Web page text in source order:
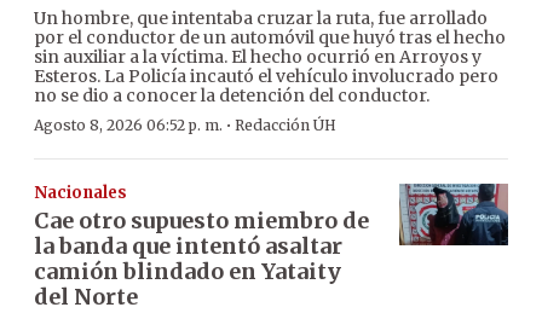
Un hombre, que intentaba cruzar la ruta, fue arrollado
por el conductor de un automóvil que huyó tras el hecho
sin auxiliar a la víctima. El hecho ocurrió en Arroyos y
Esteros. La Policía incautó el vehículo involucrado pero
no se dio a conocer la detención del conductor.
Agosto 8, 2026 06:52 p. m. · Redacción ÚH
Nacionales
Cae otro supuesto miembro de
la banda que intentó asaltar
camión blindado en Yataity
del Norte